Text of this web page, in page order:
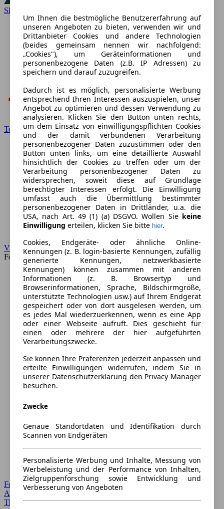
Skoda
Toyota
VW
Forum
Forum Startseite
Alle Auto-Foren
Themen-Forum
Um Ihnen die bestmögliche Benutzererfahrung auf
unseren Angeboten zu bieten, verwenden wir und
Drittanbieter Cookies und andere Technologien
(beides gemeinsam nennen wir nachfolgend:
„Cookies"), um Geräteinformationen und
personenbezogene Daten (z.B. IP Adressen) zu
speichern und darauf zuzugreifen.
Dadurch ist es möglich, personalisierte Werbung
entsprechend Ihren Interessen auszuspielen, unser
Angebot zu optimieren und dessen Verwendung zu
analysieren. Klicken Sie den Button unten rechts,
um dem Einsatz von einwilligungspflichten Cookies
und der damit verbundenen Verarbeitung
personenbezogener Daten zuzustimmen oder den
Button unten links, um eine detaillierte Auswahl
hinsichtlich der Cookies zu treffen oder um der
Verarbeitung personenbezogener Daten zu
widersprechen, soweit diese auf Grundlage
berechtigter Interessen erfolgt. Die Einwilligung
umfasst auch die Übermittlung bestimmter
personenbezogener Daten in Drittländer, u.a. die
USA, nach Art. 49 (1) (a) DSGVO. Wollen Sie keine
Einwilligung erteilen, klicken Sie bitte hier.
Cookies, Endgeräte- oder ähnliche Online-
Kennungen (z. B. login-basierte Kennungen, zufällig
generierte Kennungen, netzwerkbasierte
Kennungen) können zusammen mit anderen
Informationen (z. B. Browsertyp und
Browserinformationen, Sprache, Bildschirmgröße,
unterstützte Technologien usw.) auf Ihrem Endgerät
gespeichert oder von dort ausgelesen werden, um
es jedes Mal wiederzuerkennen, wenn es eine App
oder einer Webseite aufruft. Dies geschieht für
einen oder mehrere der hier aufgeführten
Verarbeitungszwecke.
Sie können Ihre Präferenzen jederzeit anpassen und
erteilte Einwilligungen widerrufen, indem Sie in
unserer Datenschutzerklärung den Privacy Manager
besuchen.
Zwecke
Genaue Standortdaten und Identifikation durch
Scannen von Endgeräten
Personalisierte Werbung und Inhalte, Messung von
Werbeleistung und der Performance von Inhalten,
Zielgruppenforschung sowie Entwicklung und
Verbesserung von Angeboten